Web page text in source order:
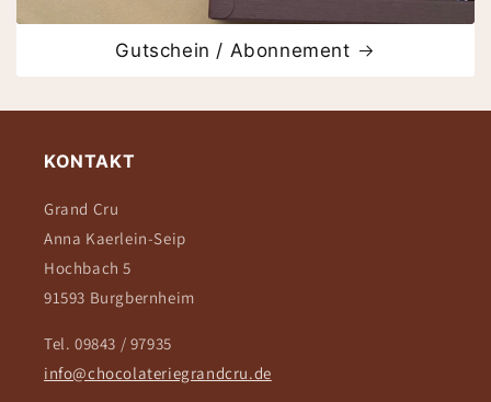
Gutschein / Abonnement
KONTAKT
Grand Cru
Anna Kaerlein-Seip
Hochbach 5
91593 Burgbernheim
Tel. 09843 / 97935
info@chocolateriegrandcru.de